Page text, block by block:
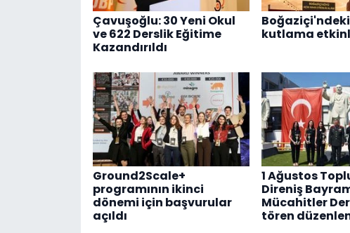
Çavuşoğlu: 30 Yeni Okul
ve 622 Derslik Eğitime
Kazandırıldı
Boğaziçi'ndeki
kutlama
Ground2Scale+
programının ikinci
dönemi için başvurular
açıldı
1 Ağustos
Direniş
Mücahitler
tören